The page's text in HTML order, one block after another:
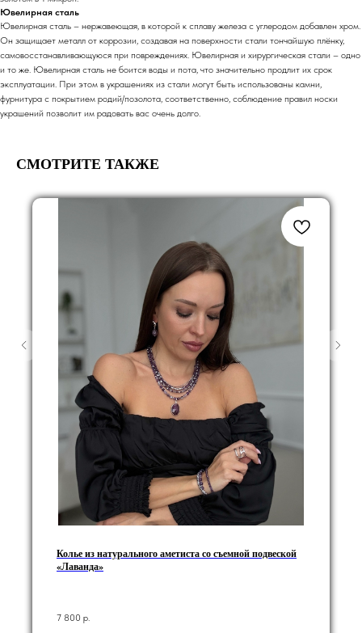
Ювелирная сталь
Ювелирная сталь – нержавеющая, в которой к сплаву железа с углеродом добавлен хром.
Он защищает металл от коррозии, создавая на поверхности стали тончайшую плёнку,
самовосстанавливающуюся при повреждениях. Ювелирная и хирургическая стали – одно
и то же. Ювелирная сталь не боится воды и пота, что значительно продлит их срок
эксплуатации. При этом в украшениях из стали могут быть использованы камни,
фурнитура с покрытием родий/позолота, соответственно, соблюдение правил носки
украшений позволит им радовать вас очень долго.
СМОТРИТЕ ТАКЖЕ
Колье из натурального аметиста со съемной подвеской
«Лаванда»
7 800 р.